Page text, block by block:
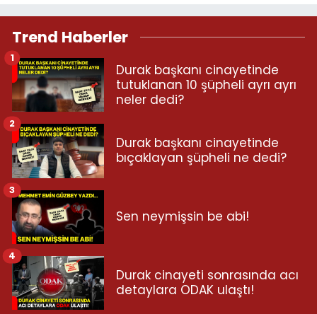
Trend Haberler
Durak başkanı cinayetinde
tutuklanan 10 şüpheli ayrı ayrı
neler dedi?
1
Durak başkanı cinayetinde
bıçaklayan şüpheli ne dedi?
2
Sen neymişsin be abi!
3
Durak cinayeti sonrasında acı
detaylara ODAK ulaştı!
4